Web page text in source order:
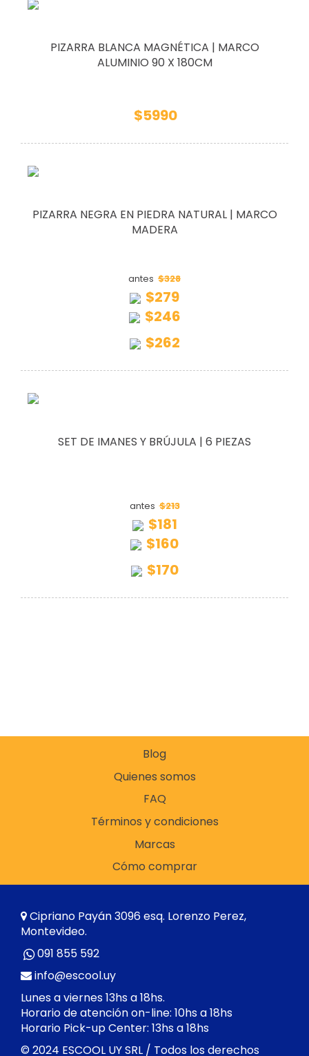
PIZARRA BLANCA MAGNÉTICA | MARCO
ALUMINIO 90 X 180CM
$5990
PIZARRA NEGRA EN PIEDRA NATURAL | MARCO
MADERA
antes $328
$279
$246
$262
SET DE IMANES Y BRÚJULA | 6 PIEZAS
antes $213
$181
$160
$170
Blog
Quienes somos
FAQ
Términos y condiciones
Marcas
Cómo comprar
Cipriano Payán 3096 esq. Lorenzo Perez,
Montevideo.
091 855 592
info@escool.uy
Lunes a viernes 13hs a 18hs.
Horario de atención on-line: 10hs a 18hs
Horario Pick-up Center: 13hs a 18hs
© 2024 ESCOOL UY SRL / Todos los derechos